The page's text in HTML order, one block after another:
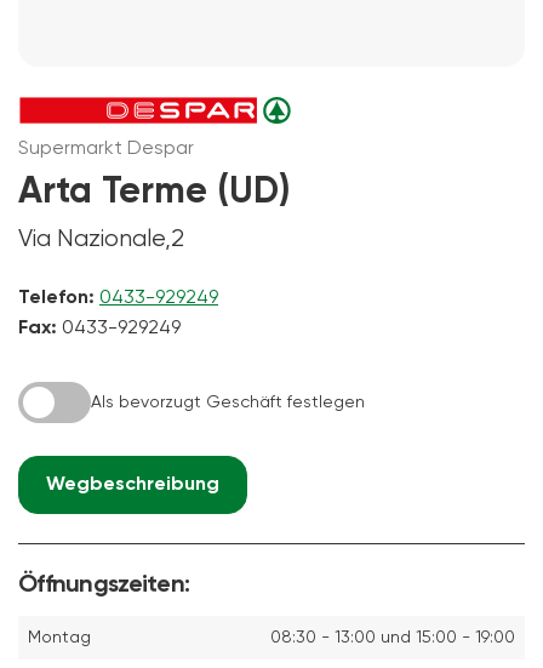
Supermarkt Despar
Arta Terme (UD)
Via Nazionale,2
Telefon: 0433-929249
Fax: 0433-929249
Als bevorzugt Geschäft festlegen
Wegbeschreibung
Öffnungszeiten:
Montag 08:30 - 13:00 und 15:00 - 19:00